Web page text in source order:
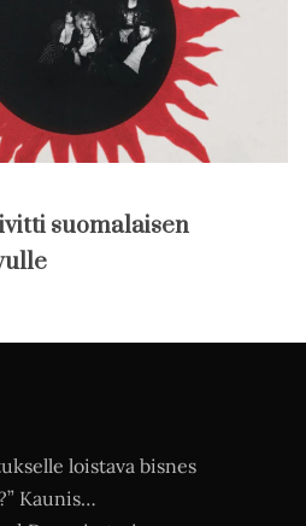
suomalaisen
loistava bisnes
Kaunis…